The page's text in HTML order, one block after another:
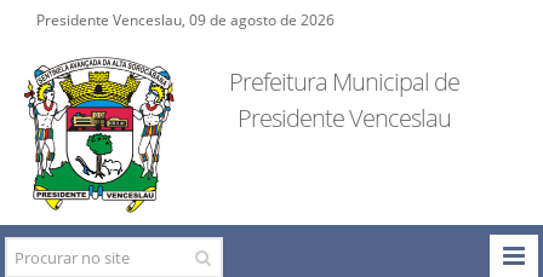
Presidente Venceslau, 09 de agosto de 2026
Prefeitura Municipal de
Presidente Venceslau